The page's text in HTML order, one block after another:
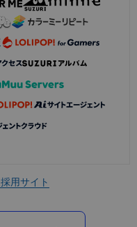
採用サイト